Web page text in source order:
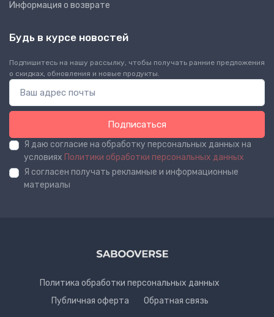
Информация о возврате
Будь в курсе новостей
Подпишитесь на нашу рассылку, чтобы получать ранние предложения
о скидках, обновления и новые продукты.
Подписаться
Я даю согласие на обработку персональных данных на
условиях Политики обработки персональных данных
Я согласен получать рекламные и информационные
материалы
Политика обработки персональных данных
Публичная оферта
Обратная связь